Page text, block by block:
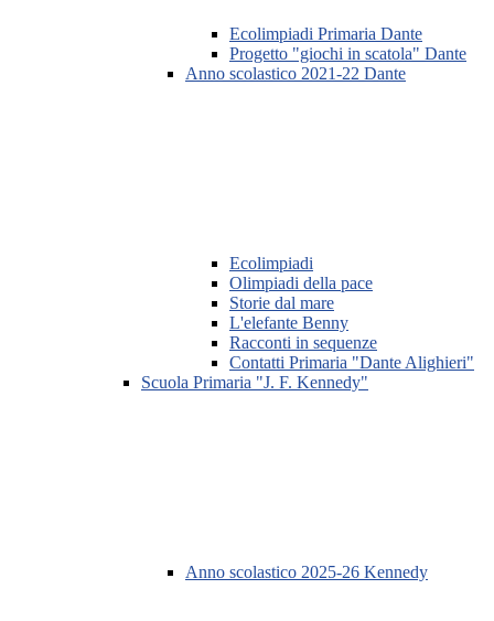
Ecolimpiadi Primaria Dante
Progetto "giochi in scatola" Dante
Anno scolastico 2021-22 Dante
Ecolimpiadi
Olimpiadi della pace
Storie dal mare
L'elefante Benny
Racconti in sequenze
Contatti Primaria "Dante Alighieri"
Scuola Primaria "J. F. Kennedy"
Anno scolastico 2025-26 Kennedy